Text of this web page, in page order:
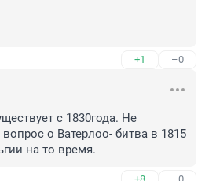
+1 –0
с 1830года. Не
о Ватерлоо- битва в 1815
на то время.